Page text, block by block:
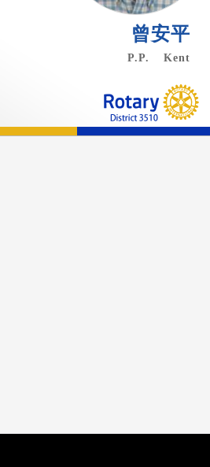
曾安平
P.P. Kent